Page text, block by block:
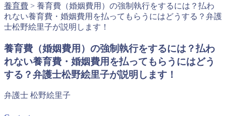
養育費 > 養育費（婚姻費用）の強制執行をするには？払わ
れない養育費・婚姻費用を払ってもらうにはどうする？弁護
士松野絵里子が説明します！
養育費（婚姻費用）の強制執行をするには？払わ
れない養育費・婚姻費用を払ってもらうにはどう
する？弁護士松野絵里子が説明します！
弁護士 松野絵里子